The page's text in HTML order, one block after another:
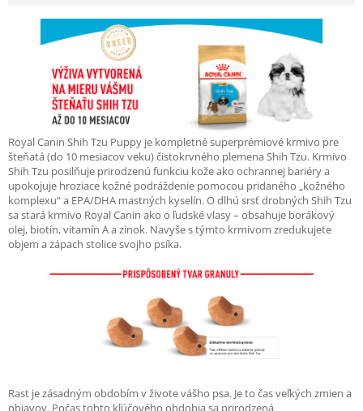
Royal Canin Shih Tzu Puppy je kompletné superprémiové krmivo pre
šteňatá (do 10 mesiacov veku) čistokrvného plemena Shih Tzu. Krmivo
Shih Tzu posilňuje prirodzenú funkciu kože ako ochrannej bariéry a
upokojuje hroziace kožné podráždenie pomocou pridaného „kožného
komplexu“ a EPA/DHA mastných kyselín. O dlhú srsť drobných Shih Tzu
sa stará krmivo Royal Canin ako o ľudské vlasy – obsahuje borákový
olej, biotín, vitamín A a zinok. Navyše s týmto krmivom zredukujete
objem a zápach stolice svojho psíka.
Rast je zásadným obdobím v živote vášho psa. Je to čas veľkých zmien a
objavov. Počas tohto kľúčového obdobia sa prirodzená